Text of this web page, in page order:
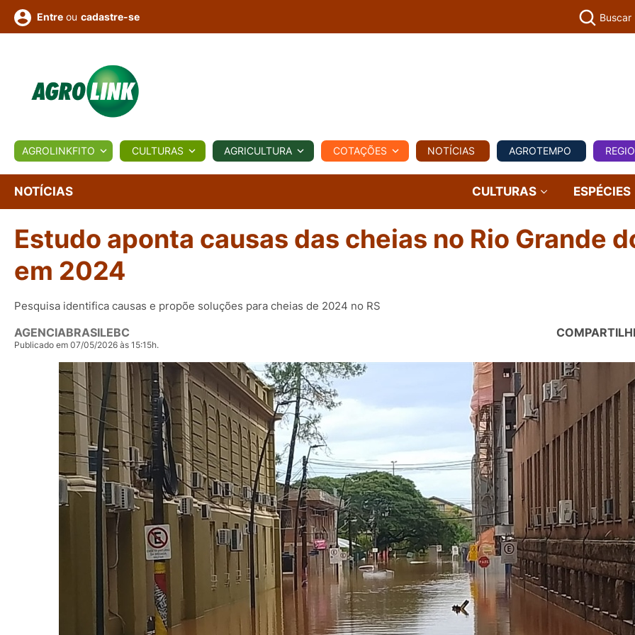
BIOLÓGICOS COTAÇÕES NOTÍCIAS AGROTEMPO REGIONAL COMERCIAL AGROVIAGENS
Conversor Colunistas Eventos
e
Vídeos
Entre ou cadastre-se Buscar
AGROLINKFITO CULTURAS AGRICULTURA COTAÇÕES NOTÍCIAS AGROTEMPO
NOTÍCIAS CULTURAS ESPÉCIES
Estudo aponta causas das cheias no Rio Grande
em 2024
Pesquisa identifica causas e propõe soluções para cheias de 2024 no RS
AGENCIABRASILEBC
Publicado em 07/05/2026 às 15:15h.